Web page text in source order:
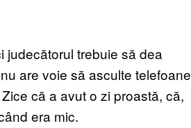
judecătorul trebuie să dea
are voie să asculte telefoane
că a avut o zi proastă, că,
era mic.